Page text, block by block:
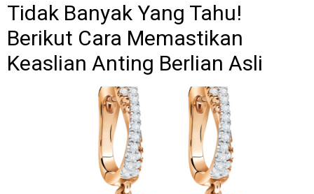
Tidak Banyak Yang Tahu!
Berikut Cara Memastikan
Keaslian Anting Berlian Asli